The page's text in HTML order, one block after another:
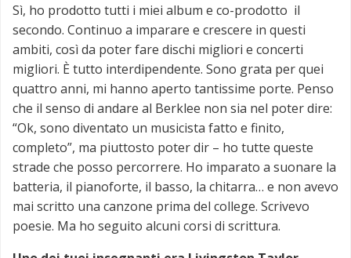
Sì, ho prodotto tutti i miei album e co-prodotto il
secondo. Continuo a imparare e crescere in questi
ambiti, così da poter fare dischi migliori e concerti
migliori. È tutto interdipendente. Sono grata per quei
quattro anni, mi hanno aperto tantissime porte. Penso
che il senso di andare al Berklee non sia nel poter dire:
“Ok, sono diventato un musicista fatto e finito,
completo”, ma piuttosto poter dir – ho tutte queste
strade che posso percorrere. Ho imparato a suonare la
batteria, il pianoforte, il basso, la chitarra… e non avevo
mai scritto una canzone prima del college. Scrivevo
poesie. Ma ho seguito alcuni corsi di scrittura.